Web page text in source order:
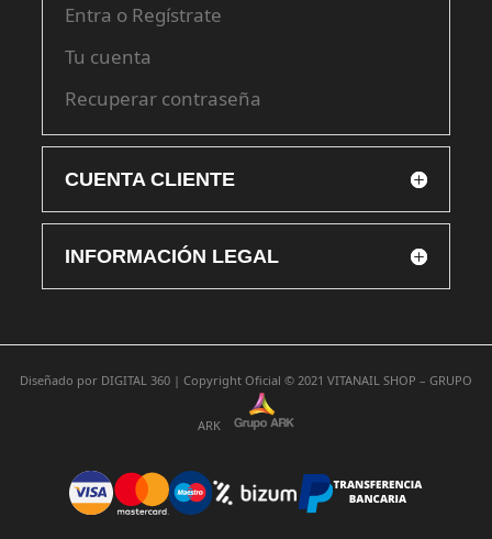
Entra o Regístrate
Tu cuenta
Recuperar contraseña
CUENTA CLIENTE
INFORMACIÓN LEGAL
Diseñado por DIGITAL 360 | Copyright Oficial © 2021 VITANAIL SHOP – GRUPO
ARK